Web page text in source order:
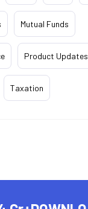
Mutual Funds
Product Updates
Taxation